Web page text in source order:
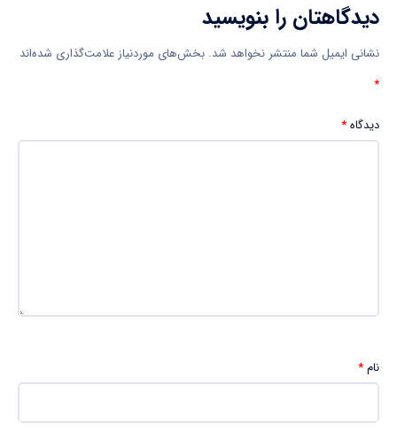
دیدگاهتان را بنویسید
نشانی ایمیل شما منتشر نخواهد شد. بخش‌های موردنیاز علامت‌گذاری شده‌اند
*
دیدگاه*
نام*